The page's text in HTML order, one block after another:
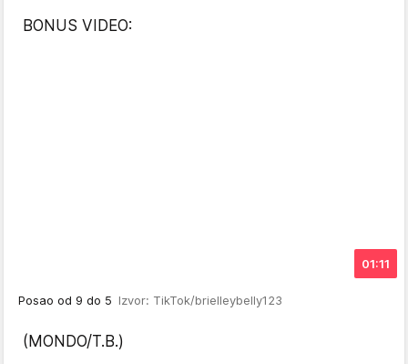
BONUS VIDEO:
01:11
Posao od 9 do 5 Izvor: TikTok/brielleybelly123
(MONDO/T.B.)